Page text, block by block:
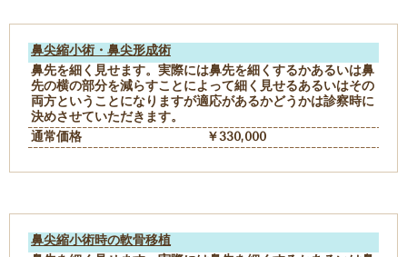
鼻尖縮小術・鼻尖形成術
鼻先を細く見せます。実際には鼻先を細くするかあるいは鼻
先の横の部分を減らすことによって細く見せるあるいはその
両方ということになりますが適応があるかどうかは診察時に
決めさせていただきます。
通常価格
￥330,000
鼻尖縮小術時の軟骨移植